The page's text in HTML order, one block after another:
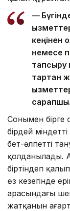
—
кеңінен
немесе
тапсыру
тартқан
сарапшы.
Сонымен бірге
бірдей
бет-әлпетті
қолданылады.
біртіндеп
өз кезегінде
арасындағы
жатқанын